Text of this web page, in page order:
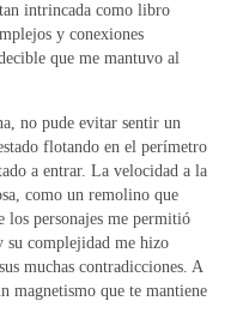
intrincada como libro
y conexiones
que me mantuvo al
no pude evitar sentir un
flotando en el perímetro
a entrar. La velocidad a la
como un remolino que
los personajes me permitió
su complejidad me hizo
muchas contradicciones. A
magnetismo que te mantiene